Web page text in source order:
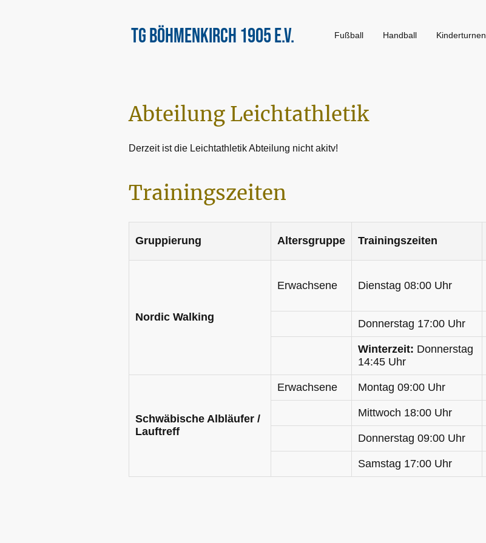
TG Böhmenkirch 1905 e.V. Fußball Handball Kinderturnen
Abteilung Leichtathletik
Derzeit ist die Leichtathletik Abteilung nicht akitv!
Trainingszeiten
Gruppierung Altersgruppe Trainingszeiten
Nordic Walking
Erwachsene Dienstag 08:00 Uhr
Donnerstag 17:00 Uhr
Winterzeit: Donnerstag
14:45 Uhr
Schwäbische Albläufer /
Lauftreff
Erwachsene Montag 09:00 Uhr
Mittwoch 18:00 Uhr
Donnerstag 09:00 Uhr
Samstag 17:00 Uhr